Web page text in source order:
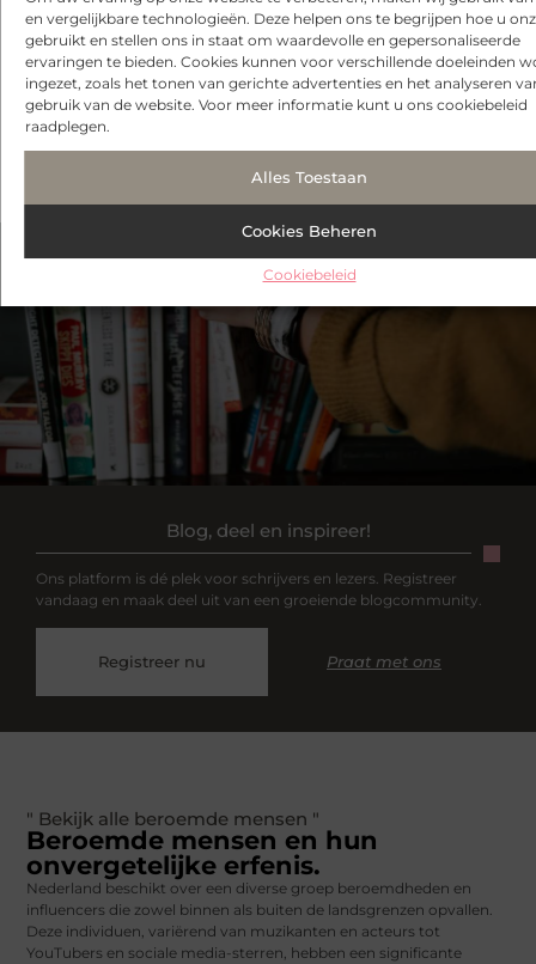
en vergelijkbare technologieën. Deze helpen ons te begrijpen hoe u
gebruikt en stellen ons in staat om waardevolle en gepersonaliseerde
ervaringen te bieden. Cookies kunnen voor verschillende doeleinden
ingezet, zoals het tonen van gerichte advertenties en het analyseren
gebruik van de website. Voor meer informatie kunt u ons cookiebeleid
raadplegen.
Alles Toestaan
Cookies Beheren
Cookiebeleid
Cadeau
Dienstverlening
Dieren
E-Books
Electronica en
Computers
Marketing
Media
Meubels
Mode en
Kleding
Muziek
Woning en Tuin
Woningen
Zakelijk
Zakelijke
dienstverlening
Zorg
Blog, deel en inspireer!
Ons platform is dé plek voor schrijvers en lezers. Registreer
vandaag en maak deel uit van een groeiende blogcommunity.
Registreer nu Praat met ons
" Bekijk alle beroemde mensen "
Beroemde mensen en hun
onvergetelijke erfenis.
Nederland beschikt over een diverse groep beroemdheden en
influencers die zowel binnen als buiten de landsgrenzen opvallen.
Deze individuen, variërend van muzikanten en acteurs tot
YouTubers en sociale media-sterren, hebben een significante